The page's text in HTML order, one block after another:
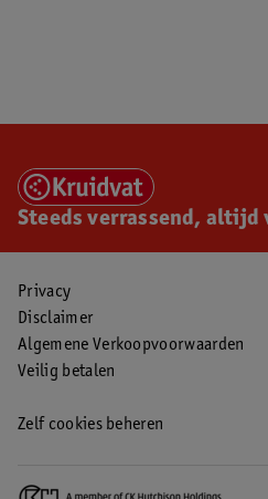
Steeds verrassend, altijd
Privacy
Disclaimer
Algemene Verkoopvoorwaarden
Veilig betalen
Zelf cookies beheren